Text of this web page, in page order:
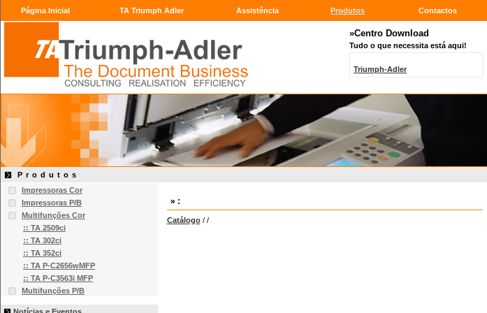
»Centro Download
Tudo o que necessita está aqui!
Triumph-Adler
Página Inicial TA Triumph Adler Assistência Produtos Contactos
Produtos
Impressoras Cor
Impressoras P/B
Multifunções Cor
:: TA 2509ci
:: TA 302ci
:: TA 352ci
:: TA P-C2656wMFP
:: TA P-C3563i MFP
Multifunções P/B
» :
Catálogo/ /